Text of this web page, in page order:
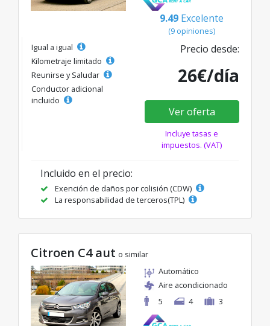
9.49 Excelente
(9 opiniones)
Igual a igual
Kilometraje limitado
Reunirse y Saludar
Conductor adicional
incluido
Precio desde:
26€/día
Ver oferta
Incluye tasas e
impuestos. (VAT)
Incluido en el precio:
Exención de daños por colisión (CDW)
La responsabilidad de terceros(TPL)
Citroen C4 aut o similar
Automático
Aire acondicionado
5
4 3